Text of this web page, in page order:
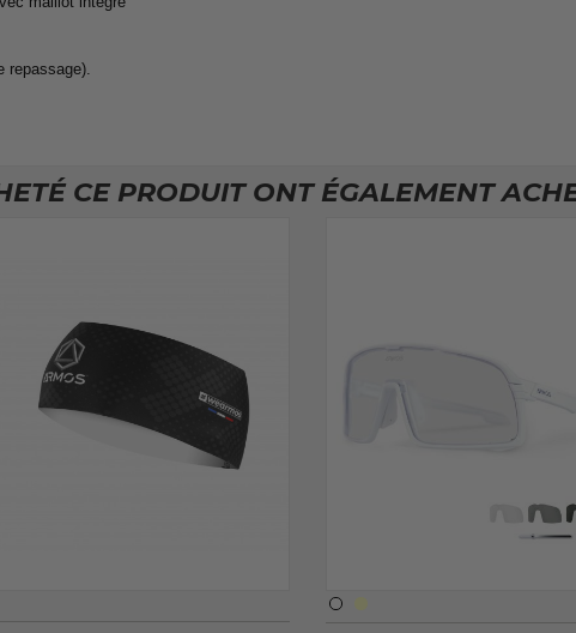
repassage).
CE PRODUIT ONT ÉGALEMENT